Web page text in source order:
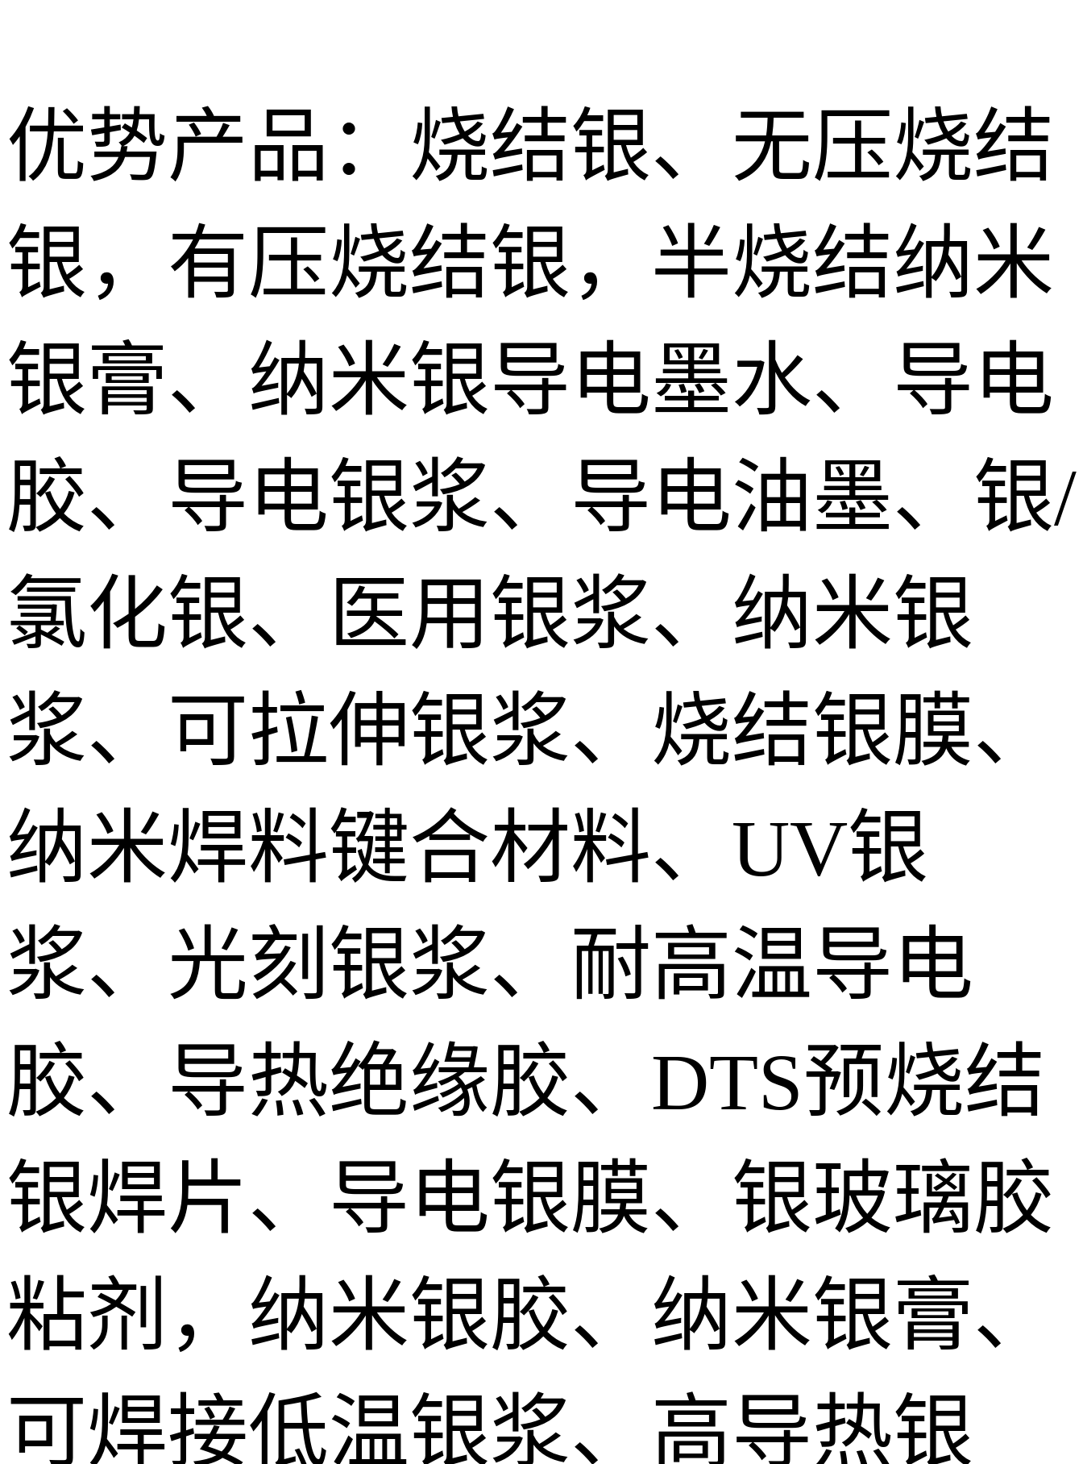
优势产品：烧结银、无压烧结
银，有压烧结银，半烧结纳米
银膏、纳米银导电墨水、导电
胶、导电银浆、导电油墨、银/
氯化银、医用银浆、纳米银
浆、可拉伸银浆、烧结银膜、
纳米焊料键合材料、UV银
浆、光刻银浆、耐高温导电
胶、导热绝缘胶、DTS预烧结
银焊片、导电银膜、银玻璃胶
粘剂，纳米银胶、纳米银膏、
可焊接低温银浆、高导热银